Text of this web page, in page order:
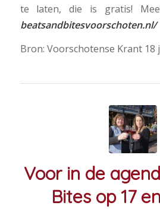
te laten, die is gratis!
beatsandbitesvoorschoten.nl/
Bron: Voorschotense Krant 18
Voor in de
Bites op 17